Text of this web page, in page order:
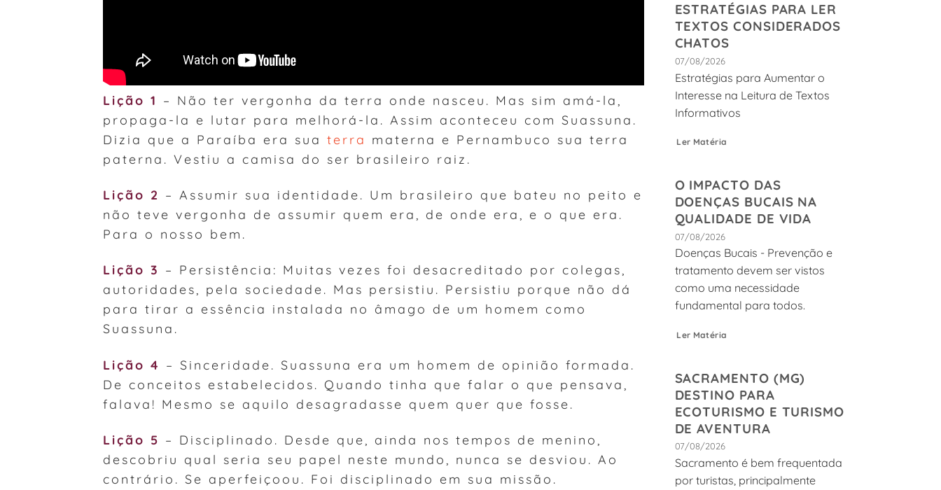
Lição 1 – Não ter vergonha da terra onde nasceu. Mas sim amá-la,
propaga-la e lutar para melhorá-la. Assim aconteceu com Suassuna.
Dizia que a Paraíba era sua terra materna e Pernambuco sua terra
paterna. Vestiu a camisa do ser brasileiro raiz.
Lição 2 – Assumir sua identidade. Um brasileiro que bateu no peito e
não teve vergonha de assumir quem era, de onde era, e o que era.
Para o nosso bem.
Lição 3 – Persistência: Muitas vezes foi desacreditado por colegas,
autoridades, pela sociedade. Mas persistiu. Persistiu porque não dá
para tirar a essência instalada no âmago de um homem como
Suassuna.
Lição 4 – Sinceridade. Suassuna era um homem de opinião formada.
De conceitos estabelecidos. Quando tinha que falar o que pensava,
falava! Mesmo se aquilo desagradasse quem quer que fosse.
Lição 5 – Disciplinado. Desde que, ainda nos tempos de menino,
descobriu qual seria seu papel neste mundo, nunca se desviou. Ao
contrário. Se aperfeiçoou. Foi disciplinado em sua missão.
ESTRATÉGIAS PARA LER
TEXTOS CONSIDERADOS
CHATOS
07/08/2026
Estratégias para Aumentar o
Interesse na Leitura de Textos
Informativos
Ler Matéria
O IMPACTO DAS
DOENÇAS BUCAIS NA
QUALIDADE DE VIDA
07/08/2026
Doenças Bucais - Prevenção e
tratamento devem ser vistos
como uma necessidade
fundamental para todos.
Ler Matéria
SACRAMENTO (MG)
DESTINO PARA
ECOTURISMO E TURISMO
DE AVENTURA
07/08/2026
Sacramento é bem frequentada
por turistas, principalmente